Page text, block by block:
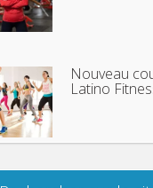
Nouveau
Latino